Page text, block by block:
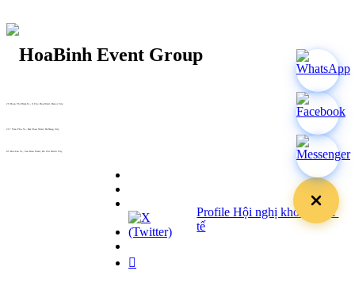
29 Doan Thi Diem St., O Cho Dua Ward, Hanoi City
217 Tran Phu St., Hai Chau Ward, Da Nang City
05 Hoa Cau St., Cau Kieu Ward, Ho Chi Minh City
Profile Hội nghị khoa học Y
tế